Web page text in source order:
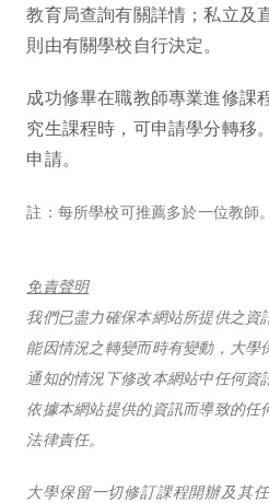
教育局查詢有關詳情；私立及
則由有關學校自行決定。
成功修畢在職教師專業進修課
究生課程時，可申請學分轉移
申請。
註：每所學校可推薦多於一位教師。
免責聲明
我們已盡力確保本網站所提供之資
能因情況之轉變而時有變動，大學
通知的情況下修改本網站中任何資
依據本網站提供的資訊而導致的任
法律責任。
大學保留一切修訂課程開辦及其